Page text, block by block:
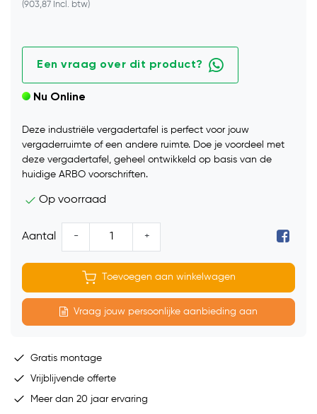
(903,87 Incl. btw)
Een vraag over dit product?
Nu Online
Deze industriële vergadertafel is perfect voor jouw
vergaderruimte of een andere ruimte. Doe je voordeel met
deze vergadertafel, geheel ontwikkeld op basis van de
huidige ARBO voorschriften.
Op voorraad
Aantal - +
Toevoegen aan winkelwagen
Vraag jouw persoonlijke aanbieding aan
Gratis montage
Vrijblijvende offerte
Meer dan 20 jaar ervaring